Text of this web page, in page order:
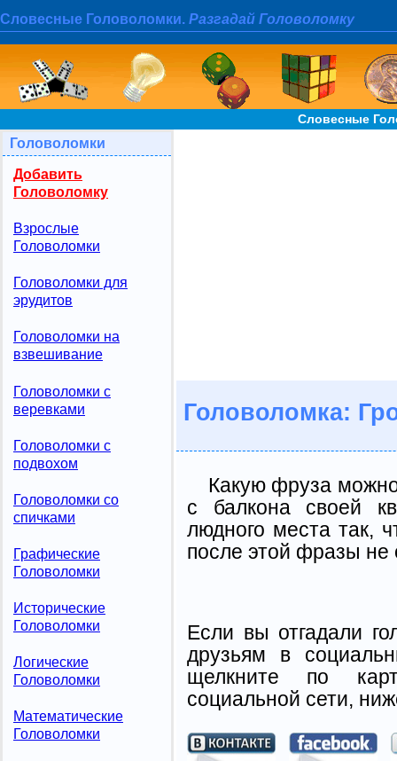
Словесные Головоломки. Разгадай Головоломку
Словесные
Головоломки
Добавить
Головоломку
Взрослые
Головоломки
Головоломки для
эрудитов
Головоломки на
взвешивание
Головоломки с
веревками
Головоломки с
подвохом
Головоломки со
спичками
Графические
Головоломки
Исторические
Головоломки
Логические
Головоломки
Математические
Головоломки
Головоломка:
Какую фруза
с балкона своей
людного места так,
после этой фразы не
Если вы отгадали
друзьям в
щелкните по
социальной сети,